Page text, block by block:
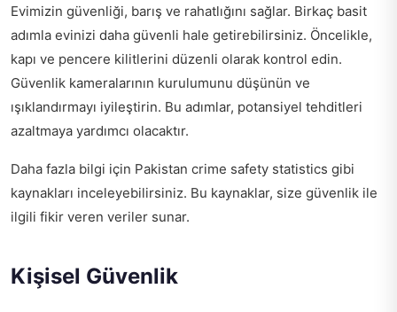
Evimizin güvenliği, barış ve rahatlığını sağlar. Birkaç basit
adımla evinizi daha güvenli hale getirebilirsiniz. Öncelikle,
kapı ve pencere kilitlerini düzenli olarak kontrol edin.
Güvenlik kameralarının kurulumunu düşünün ve
ışıklandırmayı iyileştirin. Bu adımlar, potansiyel tehditleri
azaltmaya yardımcı olacaktır.
Daha fazla bilgi için Pakistan crime safety statistics gibi
kaynakları inceleyebilirsiniz. Bu kaynaklar, size güvenlik ile
ilgili fikir veren veriler sunar.
Kişisel Güvenlik